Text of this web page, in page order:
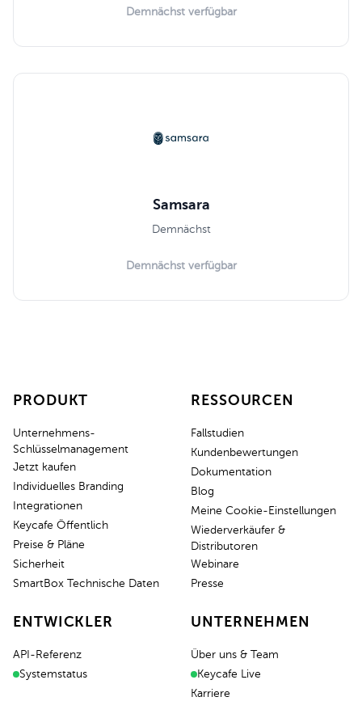
Demnächst verfügbar
Samsara
Demnächst
Demnächst verfügbar
PRODUKT
Unternehmens-
Schlüsselmanagement
Jetzt kaufen
Individuelles Branding
Integrationen
Keycafe Öffentlich
Preise & Pläne
Sicherheit
SmartBox Technische Daten
RESSOURCEN
Fallstudien
Kundenbewertungen
Dokumentation
Blog
Meine Cookie-Einstellungen
Wiederverkäufer &
Distributoren
Webinare
Presse
ENTWICKLER
API-Referenz
Systemstatus
UNTERNEHMEN
Über uns & Team
Keycafe Live
Karriere